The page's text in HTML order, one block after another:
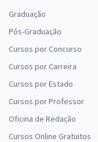
Graduação
Pós-Graduação
Cursos por Concurso
Cursos por Carreira
Cursos por Estado
Cursos por Professor
Oficina de Redação
Cursos Online Gratuitos